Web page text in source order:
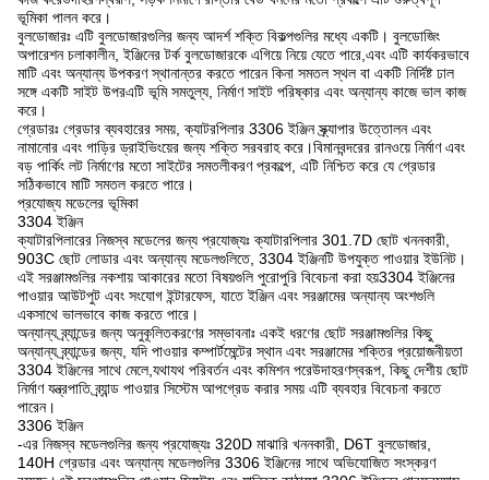
ভূমিকা পালন করে।
বুলডোজারঃ এটি বুলডোজারগুলির জন্য আদর্শ শক্তি বিকল্পগুলির মধ্যে একটি। বুলডোজিং
অপারেশন চলাকালীন, ইঞ্জিনের টর্ক বুলডোজারকে এগিয়ে নিয়ে যেতে পারে,এবং এটি কার্যকরভাবে
মাটি এবং অন্যান্য উপকরণ স্থানান্তর করতে পারেন কিনা সমতল স্থল বা একটি নির্দিষ্ট ঢাল
সঙ্গে একটি সাইট উপরএটি ভূমি সমতুল্য, নির্মাণ সাইট পরিষ্কার এবং অন্যান্য কাজে ভাল কাজ
করে।
গ্রেডারঃ গ্রেডার ব্যবহারের সময়, ক্যাটরপিলার 3306 ইঞ্জিন স্ক্র্যাপার উত্তোলন এবং
নামানোর এবং গাড়ির ড্রাইভিংয়ের জন্য শক্তি সরবরাহ করে।বিমানবন্দরের রানওয়ে নির্মাণ এবং
বড় পার্কিং লট নির্মাণের মতো সাইটের সমতলীকরণ প্রকল্পে, এটি নিশ্চিত করে যে গ্রেডার
সঠিকভাবে মাটি সমতল করতে পারে।
প্রযোজ্য মডেলের ভূমিকা
3304 ইঞ্জিন
ক্যাটারপিলারের নিজস্ব মডেলের জন্য প্রযোজ্যঃ ক্যাটারপিলার 301.7D ছোট খননকারী,
903C ছোট লোডার এবং অন্যান্য মডেলগুলিতে, 3304 ইঞ্জিনটি উপযুক্ত পাওয়ার ইউনিট।
এই সরঞ্জামগুলির নকশায় আকারের মতো বিষয়গুলি পুরোপুরি বিবেচনা করা হয়3304 ইঞ্জিনের
পাওয়ার আউটপুট এবং সংযোগ ইন্টারফেস, যাতে ইঞ্জিন এবং সরঞ্জামের অন্যান্য অংশগুলি
একসাথে ভালভাবে কাজ করতে পারে।
অন্যান্য ব্র্যান্ডের জন্য অনুকূলিতকরণের সম্ভাবনাঃ একই ধরণের ছোট সরঞ্জামগুলির কিছু
অন্যান্য ব্র্যান্ডের জন্য, যদি পাওয়ার কম্পার্টমেন্টের স্থান এবং সরঞ্জামের শক্তির প্রয়োজনীয়তা
3304 ইঞ্জিনের সাথে মেলে,যথাযথ পরিবর্তন এবং কমিশন পরেউদাহরণস্বরূপ, কিছু দেশীয় ছোট
নির্মাণ যন্ত্রপাতি ব্র্যান্ড পাওয়ার সিস্টেম আপগ্রেড করার সময় এটি ব্যবহার বিবেচনা করতে
পারেন।
3306 ইঞ্জিন
-এর নিজস্ব মডেলগুলির জন্য প্রযোজ্যঃ 320D মাঝারি খননকারী, D6T বুলডোজার,
140H গ্রেডার এবং অন্যান্য মডেলগুলির 3306 ইঞ্জিনের সাথে অভিযোজিত সংস্করণ